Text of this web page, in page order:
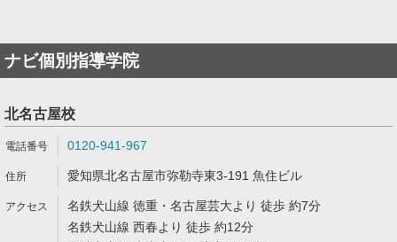
ナビ個別指導学院
北名古屋校
0120-941-967
愛知県北名古屋市弥勒寺東3-191 魚住ビル
名鉄犬山線 徳重・名古屋芸大より 徒歩 約7分
名鉄犬山線 西春より 徒歩 約12分